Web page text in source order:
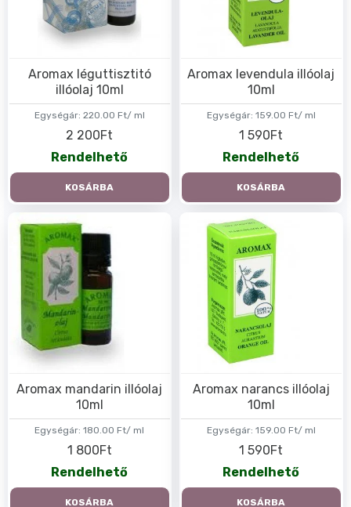
Egységár: 220.00 Ft/ ml
Aromax léguttisztitó
illóolaj 10ml
2 200Ft
Rendelhető
KOSÁRBA
Egységár: 159.00 Ft/ ml
Aromax levendula illóolaj
10ml
1 590Ft
Rendelhető
KOSÁRBA
Egységár: 180.00 Ft/ ml
Aromax mandarin illóolaj
10ml
1 800Ft
Rendelhető
KOSÁRBA
Egységár: 159.00 Ft/ ml
Aromax narancs illóolaj
10ml
1 590Ft
Rendelhető
KOSÁRBA